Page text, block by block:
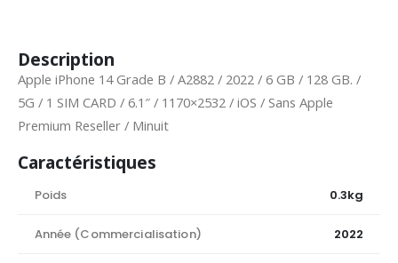
Description
Apple iPhone 14 Grade B / A2882 / 2022 / 6 GB / 128 GB. /
5G / 1 SIM CARD / 6.1″ / 1170×2532 / iOS / Sans Apple
Premium Reseller / Minuit
Caractéristiques
Poids 0.3kg
Année (Commercialisation) 2022